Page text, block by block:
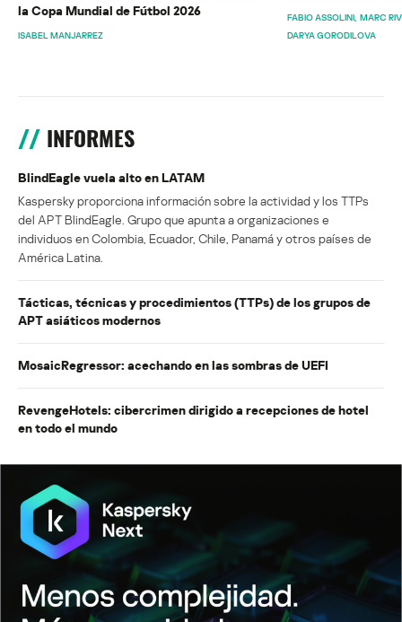
la Copa Mundial de Fútbol 2026
ISABEL MANJARREZ
FABIO ASSOLINI MARC
DARYA GORODILOVA
INFORMES
BlindEagle vuela alto en LATAM
Kaspersky proporciona información sobre la actividad y los TTPs
del APT BlindEagle. Grupo que apunta a organizaciones e
individuos en Colombia, Ecuador, Chile, Panamá y otros países de
América Latina.
Tácticas, técnicas y procedimientos (TTPs) de los grupos de
APT asiáticos modernos
MosaicRegressor: acechando en las sombras de UEFI
RevengeHotels: cibercrimen dirigido a recepciones de hotel
en todo el mundo